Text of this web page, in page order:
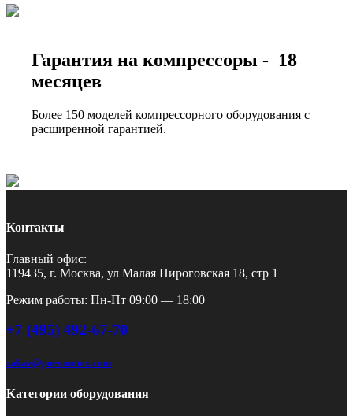
Гарантия на компрессоры - 18
месяцев
Более 150 моделей компрессорного оборудования с
расширенной гарантией.
Контакты
Главный офис:
119435, г. Москва, ул Малая Пироговская 18, стр 1
Режим работы: Пн-Пт 09:00 — 18:00
+7 (495) 492-67-70
zakaz@pnevmotex.com
Категории оборудования